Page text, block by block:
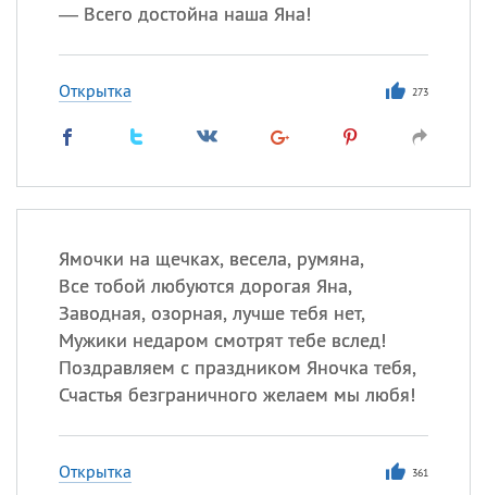
— Всего достойна наша Яна!
Открытка 273
Ямочки на щечках, весела, румяна,
Все тобой любуются дорогая Яна,
Заводная, озорная, лучше тебя нет,
Мужики недаром смотрят тебе вслед!
Поздравляем с праздником Яночка тебя,
Счастья безграничного желаем мы любя!
Открытка 361